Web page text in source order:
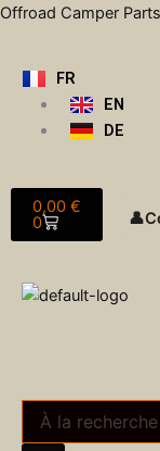
Aller
Offroad Camper Parts
FR
EN
DE
0,00 €
0
👤
Recherche